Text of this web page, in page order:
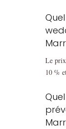
Le prix
10 %